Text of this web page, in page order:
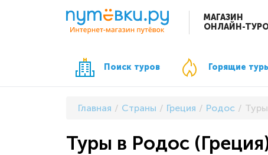
МАГАЗИН
ОНЛАЙН-
Поиск туров Горящие
Главная Страны Греция Родос
Туры в Родос